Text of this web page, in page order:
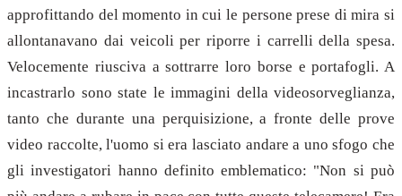
approfittando del momento in cui le persone prese di mira si
allontanavano dai veicoli per riporre i carrelli della spesa.
Velocemente riusciva a sottrarre loro borse e portafogli. A
incastrarlo sono state le immagini della videosorveglianza,
tanto che durante una perquisizione, a fronte delle prove
video raccolte, l'uomo si era lasciato andare a uno sfogo che
gli investigatori hanno definito emblematico: "Non si può